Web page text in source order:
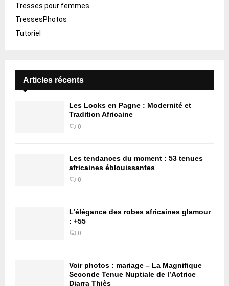
Tresses pour femmes
TressesPhotos
Tutoriel
Articles récents
Les Looks en Pagne : Modernité et
Tradition Africaine
0
Les tendances du moment : 53 tenues
africaines éblouissantes
0
L’élégance des robes africaines glamour
: +55
0
Voir photos : mariage – La Magnifique
Seconde Tenue Nuptiale de l’Actrice
Diarra Thiès